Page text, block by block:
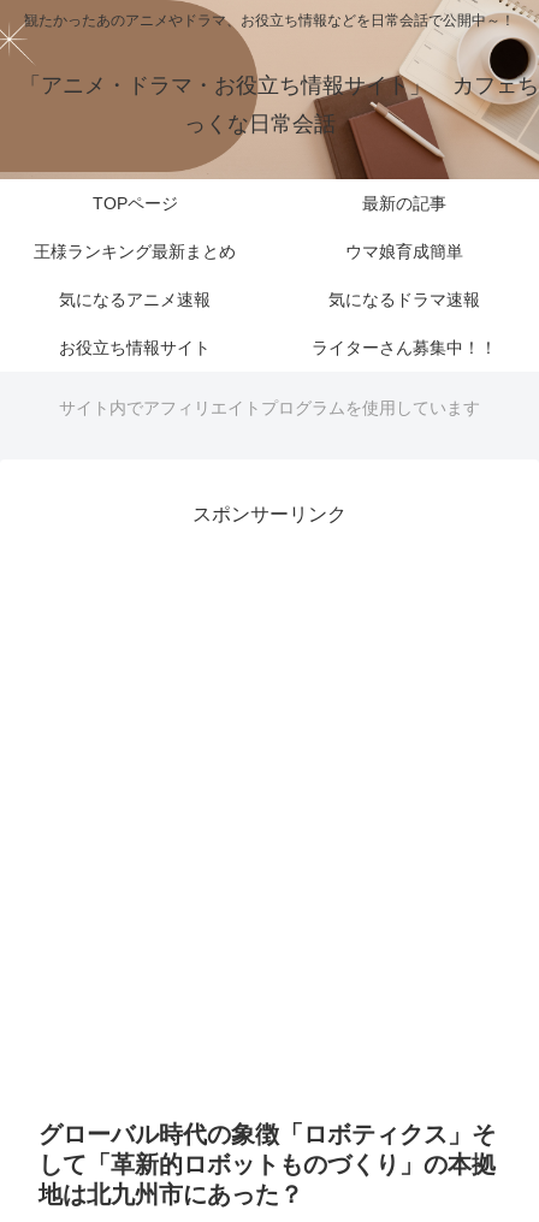
観たかったあのアニメやドラマ、お役立ち情報などを日常会話で公開中～！
「アニメ・ドラマ・お役立ち情報サイト」 カフェち
っくな日常会話
TOPページ 最新の記事
王様ランキング最新まとめ ウマ娘育成簡単
気になるアニメ速報 気になるドラマ速報
お役立ち情報サイト ライターさん募集中！！
サイト内でアフィリエイトプログラムを使用しています
スポンサーリンク
グローバル時代の象徴「ロボティクス」そ
して「革新的ロボットものづくり」の本拠
地は北九州市にあった？